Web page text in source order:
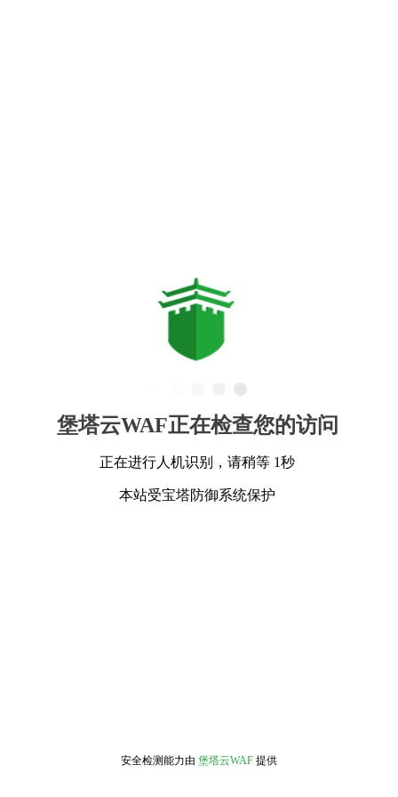
堡塔云WAF正在检查您的访问
正在进行人机识别，请稍等 1秒
本站受宝塔防御系统保护
安全检测能力由 堡塔云WAF 提供